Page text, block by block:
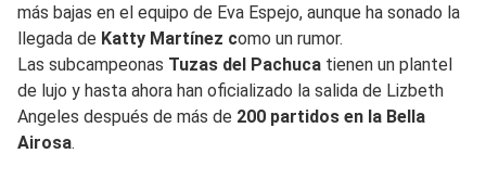
más bajas en el equipo de Eva Espejo, aunque ha sonado la
llegada de Katty Martínez como un rumor.
Las subcampeonas Tuzas del Pachuca tienen un plantel
de lujo y hasta ahora han oficializado la salida de Lizbeth
Angeles después de más de 200 partidos en la Bella
Airosa.